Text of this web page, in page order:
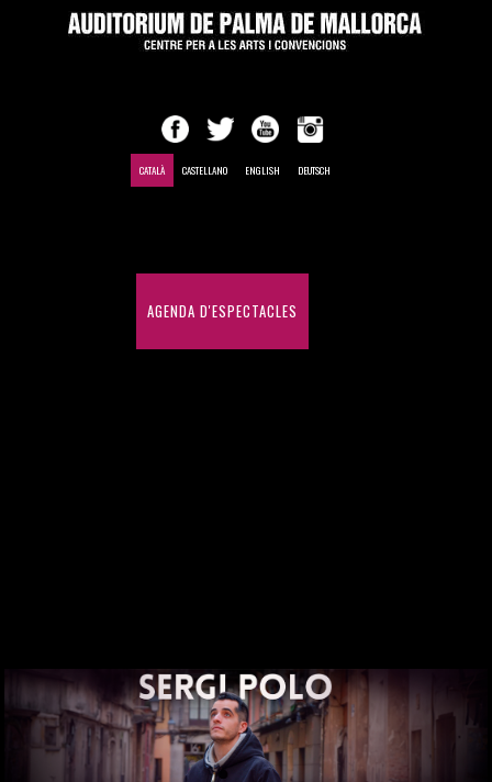
CATALÀ CASTELLANO ENGLISH DEUTSCH
AGENDA D'ESPECTACLES